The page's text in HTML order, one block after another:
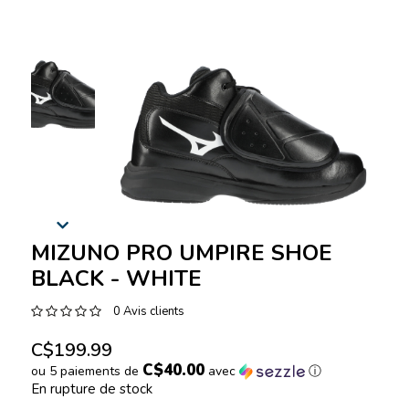
MIZUNO PRO UMPIRE SHOE
BLACK - WHITE
0 Avis clients
C$199.99
ou 5 paiements de C$40.00avec ⓘ
En rupture de stock